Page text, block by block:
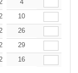
4
182.41
10
182.41
26
182.41
29
182.41
16